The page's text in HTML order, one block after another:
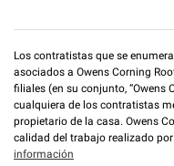
Los contratistas que se
asociados a Owens Corning
filiales (en su conjunto, “Owens
cualquiera de los contratistas
propietario de la casa. Owens
calidad del trabajo realizado
información